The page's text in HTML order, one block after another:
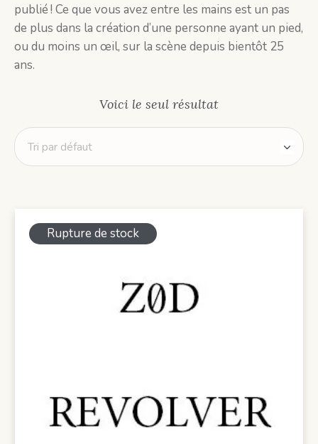
publié ! Ce que vous avez entre les mains est un pas
de plus dans la création d’une personne ayant un pied,
ou du moins un œil, sur la scène depuis bientôt 25
ans.
Voici le seul résultat
Rupture de stock